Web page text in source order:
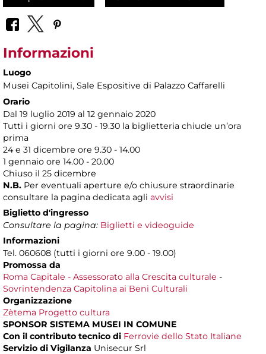
Informazioni
Luogo
Musei Capitolini, Sale Espositive di Palazzo Caffarelli
Orario
Dal 19 luglio 2019 al 12 gennaio 2020
Tutti i giorni ore 9.30 - 19.30 la biglietteria chiude un’ora
prima
24 e 31 dicembre ore 9.30 - 14.00
1 gennaio ore 14.00 - 20.00
Chiuso il 25 dicembre
N.B. Per eventuali aperture e/o chiusure straordinarie
consultare la pagina dedicata agli avvisi
Biglietto d'ingresso
Consultare la pagina: Biglietti e videoguide
Informazioni
Tel. 060608 (tutti i giorni ore 9.00 - 19.00)
Promossa da
Roma Capitale - Assessorato alla Crescita culturale -
Sovrintendenza Capitolina ai Beni Culturali
Organizzazione
Zètema Progetto cultura
SPONSOR SISTEMA MUSEI IN COMUNE
Con il contributo tecnico di Ferrovie dello Stato Italiane
Servizio di Vigilanza Unisecur Srl